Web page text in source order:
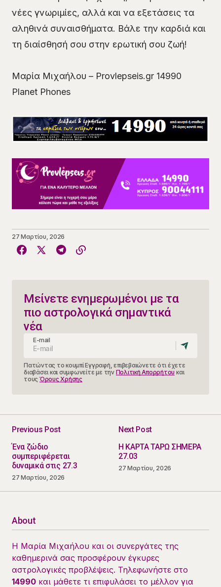
νέες γνωριμίες, αλλά και να εξετάσεις τα
αληθινά συναισθήματα. Βάλε την καρδιά και
τη διαίσθησή σου στην ερωτική σου ζωή!
Μαρία Μιχαήλου – Provlepseis.gr 14990
Planet Phones
27 Μαρτίου, 2026
Μείνετε ενημερωμένοι με τα
πιο αστρολογικά σημαντικά
νέα
E-mail
Πατώντας το κουμπί Εγγραφή, επιβεβαιώνετε ότι έχετε
διαβάσει και συμφωνείτε με την Πολιτική Απορρήτου και
τους Όρους Χρήσης
Previous Post
Ένα ζώδιο
συμπεριφέρεται
δυναμικά στις 27.3
27 Μαρτίου, 2026
Next Post
Η ΚΑΡΤΑ ΤΑΡΩ ΣΗΜΕΡΑ
27.03
27 Μαρτίου, 2026
About
Η Μαρία Μιχαήλου και οι συνεργάτες της
καθημερινά σας προσφέρουν έγκυρες
αστρολογικές προβλέψεις. Τηλεφωνήστε στο
14990 και μάθετε τι επιφυλάσει το μέλλον για